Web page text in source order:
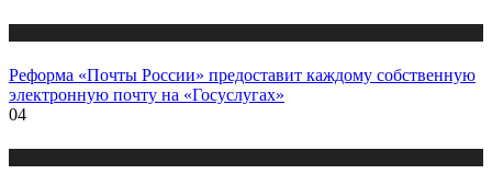
Реформа «Почты России» предоставит каждому собственную
электронную почту на «Госуслугах»
04